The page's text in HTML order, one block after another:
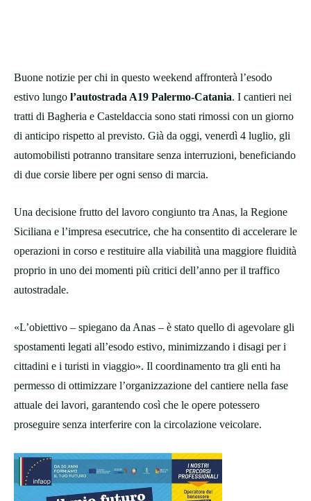
Buone notizie per chi in questo weekend affronterà l’esodo
estivo lungo l’autostrada A19 Palermo-Catania. I cantieri nei
tratti di Bagheria e Casteldaccia sono stati rimossi con un giorno
di anticipo rispetto al previsto. Già da oggi, venerdì 4 luglio, gli
automobilisti potranno transitare senza interruzioni, beneficiando
di due corsie libere per ogni senso di marcia.
Una decisione frutto del lavoro congiunto tra Anas, la Regione
Siciliana e l’impresa esecutrice, che ha consentito di accelerare le
operazioni in corso e restituire alla viabilità una maggiore fluidità
proprio in uno dei momenti più critici dell’anno per il traffico
autostradale.
«L’obiettivo – spiegano da Anas – è stato quello di agevolare gli
spostamenti legati all’esodo estivo, minimizzando i disagi per i
cittadini e i turisti in viaggio». Il coordinamento tra gli enti ha
permesso di ottimizzare l’organizzazione del cantiere nella fase
attuale dei lavori, garantendo così che le opere potessero
proseguire senza interferire con la circolazione veicolare.